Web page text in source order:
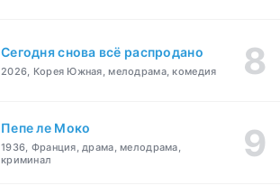
Сегодня снова всё распродано
2026, Корея Южная, мелодрама, комедия
Пепе ле Моко
1936, Франция, драма, мелодрама,
криминал